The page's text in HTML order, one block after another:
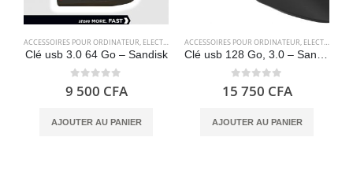
ACCESSOIRES POUR ORDINATEUR, ELECTRONIQUES ,STOCKAGE
Clé usb 3.0 64 Go – Sandisk
0 out of 5
9 500 CFA
AJOUTER AU PANIER
ACCESSOIRES POUR ORDINATEUR, ELECTRONIQUES
Clé usb 128 Go, 3.0 – SanDisk Ultra.
0 out of 5
15 750 CFA
AJOUTER AU PANIER